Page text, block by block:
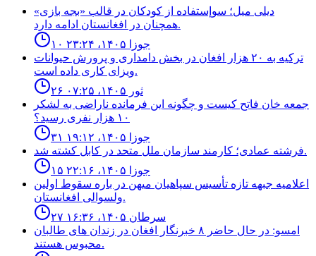
ديلى ميل؛ سوإستفاده از كودكان در قالب «بجه بازى»
همچنان در افغانستان ادامه دارد.
۱۰ جوزا ۱۴۰۵، ۲۳:۲۴
ترکیه به ۲۰ هزار افغان در بخش دامداری و پرورش حیوانات
ویزای کاری داده است.
۲۶ ثور ۱۴۰۵، ۰۷:۲۵
جمعه خان فاتح كيست و چگونه اين فرمانده ناراضى به لشكر
١٠ هزار نفرى رسيد؟
۳۱ جوزا ۱۴۰۵، ۱۹:۱۲
فرشته عمادى؛ كارمند سازمان ملل متحد در كابل كشته شد.
۱۵ جوزا ۱۴۰۵، ۲۲:۱۶
اعلاميه جبهه تازه تأسيس سپاهيان ميهن در باره سقوط اولين
ولسوالى افغانستان.
۲۷ سرطان ۱۴۰۵، ۱۶:۳۶
امسو: در حال حاضر ۸ خبرنگار افغان در زندان‌ های طالبان
محبوس هستند.